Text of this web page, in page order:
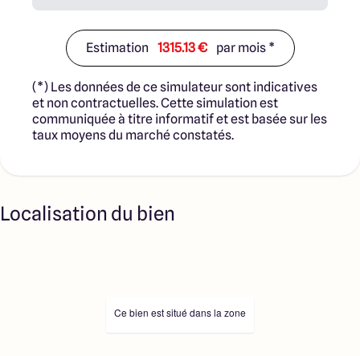
Estimation 1315.13 € par mois *
(*) Les données de ce simulateur sont indicatives
et non contractuelles. Cette simulation est
communiquée à titre informatif et est basée sur les
taux moyens du marché constatés.
Localisation du bien
Ce bien est situé dans la zone